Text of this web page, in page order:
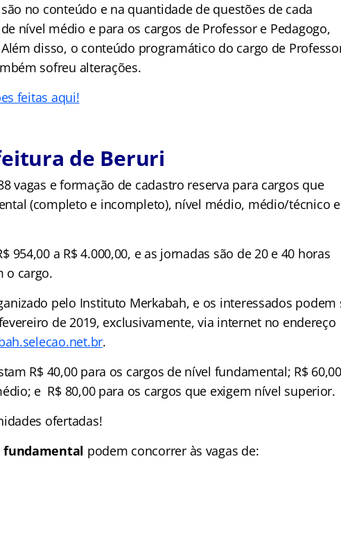
no conteúdo e na quantidade de questões de cada
nível médio e para os cargos de Professor e Pedagogo,
disso, o conteúdo programático do cargo de
sofreu alterações.
feitas aqui!
de Beruri
vagas e formação de cadastro reserva para cargos que
(completo e incompleto), nível médio, médio/técnico e
954,00 a R$ 4.000,00, e as jornadas são de 20 e 40 horas
o cargo.
pelo Instituto Merkabah, e os interessados podem
de 2019, exclusivamente, via internet no endereço
.
R$ 40,00 para os cargos de nível fundamental; R$ 60,00
e R$ 80,00 para os cargos que exigem nível superior.
ofertadas!
fundamental podem concorrer às vagas de: